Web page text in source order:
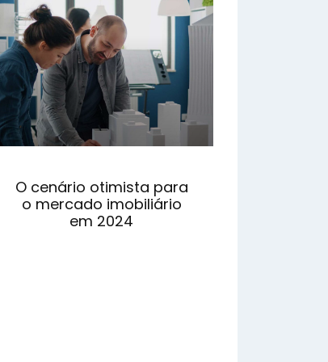
O cenário otimista para
o mercado imobiliário
em 2024